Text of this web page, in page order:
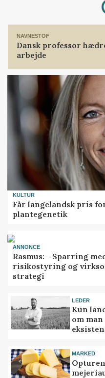
NAVNESTOF
Dansk professor
arbejde
KULTUR
Får langelandsk pris
plantegenetik
ANNONCE
Rasmus: - Sparring
risikostyring og
strategi
LEDER
Kun
om
MARKED